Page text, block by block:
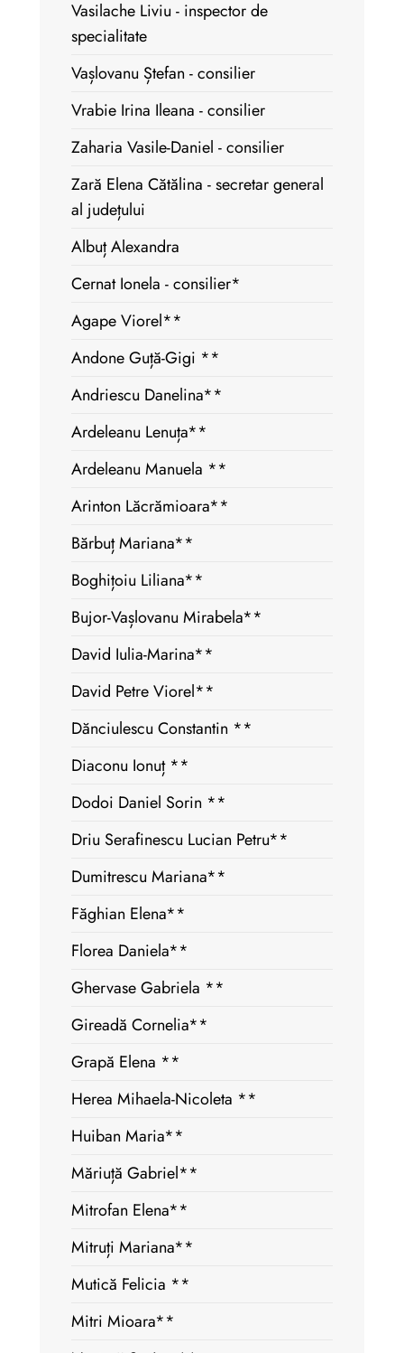
Vasilache Liviu - inspector de
specialitate
Vașlovanu Ștefan - consilier
Vrabie Irina Ileana - consilier
Zaharia Vasile-Daniel - consilier
Zară Elena Cătălina - secretar general
al județului
Albuț Alexandra
Cernat Ionela - consilier*
Agape Viorel**
Andone Guță-Gigi **
Andriescu Danelina**
Ardeleanu Lenuța**
Ardeleanu Manuela **
Arinton Lăcrămioara**
Bărbuț Mariana**
Boghițoiu Liliana**
Bujor-Vașlovanu Mirabela**
David Iulia-Marina**
David Petre Viorel**
Dănciulescu Constantin **
Diaconu Ionuț **
Dodoi Daniel Sorin **
Driu Serafinescu Lucian Petru**
Dumitrescu Mariana**
Făghian Elena**
Florea Daniela**
Ghervase Gabriela **
Gireadă Cornelia**
Grapă Elena **
Herea Mihaela-Nicoleta **
Huiban Maria**
Măriuță Gabriel**
Mitrofan Elena**
Mitruți Mariana**
Mutică Felicia **
Mitri Mioara**